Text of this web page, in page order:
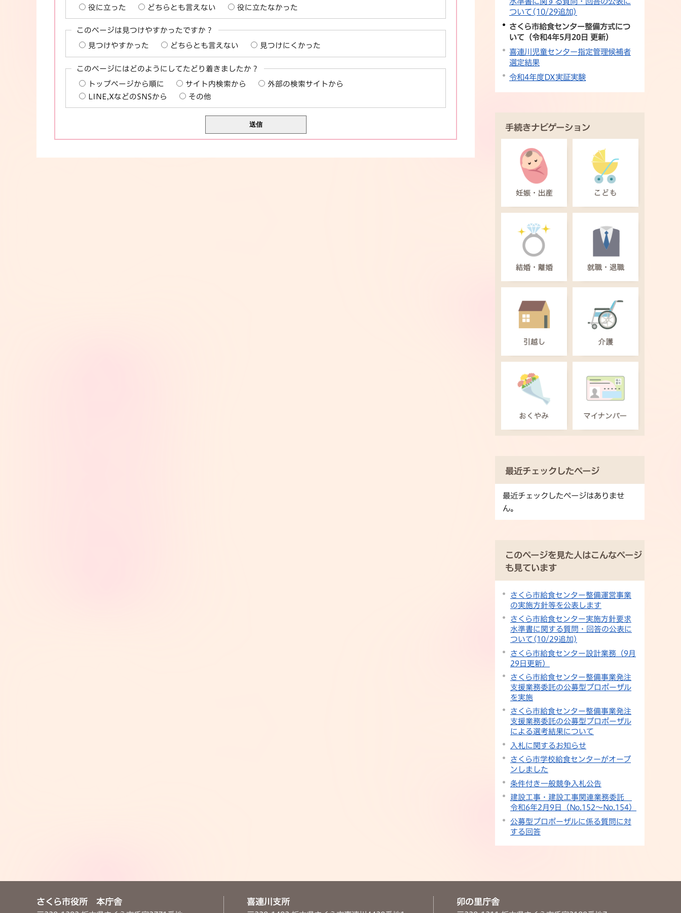
役に立った どちらとも言えない 役に立たなかった
このページは見つけやすかったですか？
見つけやすかった どちらとも言えない 見つけにくかった
このページにはどのようにしてたどり着きましたか？
トップページから順に サイト内検索から
外部の検索サイトから
LINE,XなどのSNSから
その他
ついて(10/29追加)
さくら市給食センター整備方式につ
いて（令和4年5月20日 更新）
喜連川児童センター指定管理候補者
選定結果
令和4年度DX実証実験
手続きナビゲーション
最近チェックしたページ
最近チェックしたページはありませ
ん。
このページを見た人はこんなページ
も見ています
さくら市給食センター整備運営事業
の実施方針等を公表します
さくら市給食センター実施方針要求
水準書に関する質問・回答の公表に
ついて(10/29追加)
さくら市給食センター設計業務（9月
29日更新）
さくら市給食センター整備事業発注
支援業務委託の公募型プロポーザル
を実施
さくら市給食センター整備事業発注
支援業務委託の公募型プロポーザル
による選考結果について
入札に関するお知らせ
さくら市学校給食センターがオープ
ンしました
条件付き一般競争入札公告
建設工事・建設工事関連業務委託
令和6年2月9日（No.152〜No.154）
公募型プロポーザルに係る質問に対
する回答
さくら市役所 本庁舎 喜連川支所 卯の里庁舎